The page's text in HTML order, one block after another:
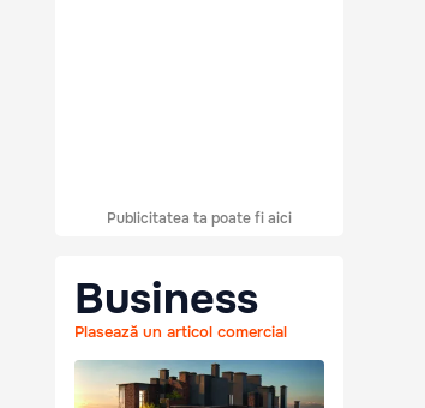
Publicitatea ta poate fi aici
Business
Plasează un articol comercial